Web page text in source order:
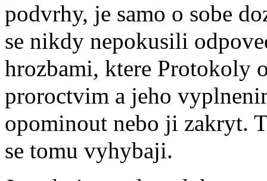
podvrhy, je samo o sobe
se nikdy nepokusili
hrozbami, ktere Protokoly
proroctvim a jeho
opominout nebo ji zakryt.
se tomu vyhybaji.